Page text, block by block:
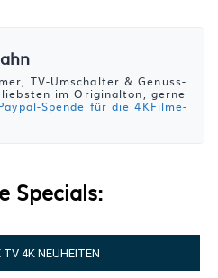
TV-Umschalter & Genuss-
im Originalton, gerne
Spende für die 4KFilme-
Specials:
TV 4K NEUHEITEN